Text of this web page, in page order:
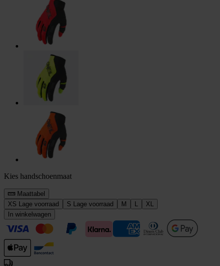
Kies handschoenmaat
Maattabel
XS Lage voorraad S Lage voorraad M L
XL
In winkelwagen